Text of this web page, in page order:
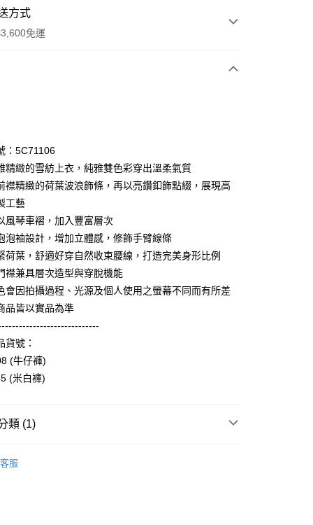
方式
免運
率 每期
商業銀行
第一商業銀行
銀行
彰化商業銀行
業銀行
企業銀行
台中商業銀行
灣）商業銀行
華泰商業銀行
銀行
遠東國際商業銀行
銀行
永豐商業銀行
商業銀行
中國信託商業銀行
信用卡公司
先享後付」】
付是「在收到商品之後才付款」的支付方式。 讓您購物簡單
需註冊會員、不需綁卡、不需儲值。
要手機號碼，簡訊認證，即可結帳。
確認商品／服務後，再付款。
享後付」結帳流程】
式選擇「AFTEE先享後付」後，將跳轉至「AFTEE先享後
通知簡訊後14天內，點擊此簡訊中的連結，可透過四大超商
銀行／等多元方式進行付款，方視為交易完成。
相關費用。
取貨
滿NT$3,600(含以上)免運費
滿NT$3,600(含以上)免運費
滿NT$3,600(含以上)免運費
：5C71106
精緻的雪紡上衣，純雅雙色彩穿出溫柔氣質
襟精緻的荷葉波浪飾條，再以亮鑽釦飾點綴，展現高
工藝
風琴車褶，加入豐富層次
泡袖設計，增加立體感，修飾手臂線條
荷葉，舒適好穿自然收束腰線，打造完美身形比例
襟兼具層次造型與穿脫機能
會因拍攝過程、光源及個人使用之螢幕不同而有所差
品皆以實品為準
貨號：
(牛仔褲)
(米白褲)
類 (1)
客服